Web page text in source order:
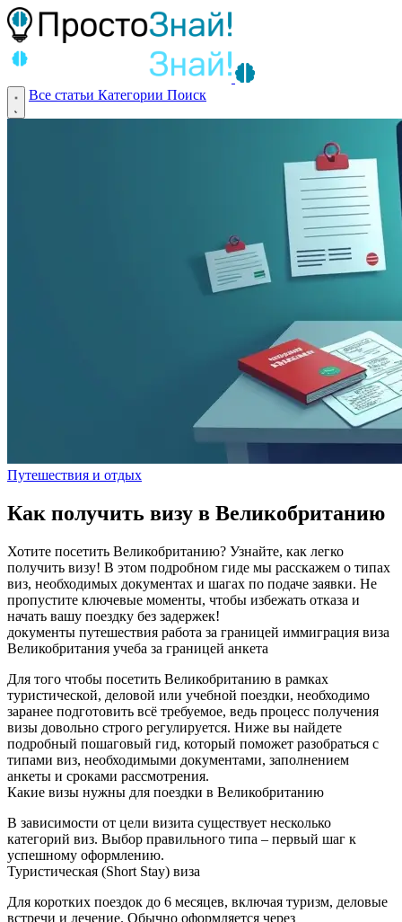
Все статьи Категории Поиск
Путешествия и отдых
Как получить визу в Великобританию
Хотите посетить Великобританию? Узнайте, как легко
получить визу! В этом подробном гиде мы расскажем о типах
виз, необходимых документах и шагах по подаче заявки. Не
пропустите ключевые моменты, чтобы избежать отказа и
начать вашу поездку без задержек!
документы путешествия работа за границей иммиграция виза
Великобритания учеба за границей анкета
Для того чтобы посетить Великобританию в рамках
туристической, деловой или учебной поездки, необходимо
заранее подготовить всё требуемое, ведь процесс получения
визы довольно строго регулируется. Ниже вы найдете
подробный пошаговый гид, который поможет разобраться с
типами виз, необходимыми документами, заполнением
анкеты и сроками рассмотрения.
Какие визы нужны для поездки в Великобританию
В зависимости от цели визита существует несколько
категорий виз. Выбор правильного типа – первый шаг к
успешному оформлению.
Туристическая (Short Stay) виза
Для коротких поездок до 6 месяцев, включая туризм, деловые
встречи и лечение. Обычно оформляется через